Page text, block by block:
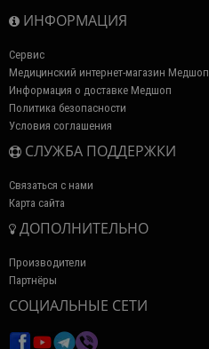
ИНФОРМАЦИЯ
Сервис
Медицинский интернет-магазин Медшоп
Информация о доставке Медшоп
Политика безопасности
Условия соглашения
СЛУЖБА ПОДДЕРЖКИ
Связаться с нами
Карта сайта
ДОПОЛНИТЕЛЬНО
Производители
Партнёры
СОЦИАЛЬНЫЕ СЕТИ